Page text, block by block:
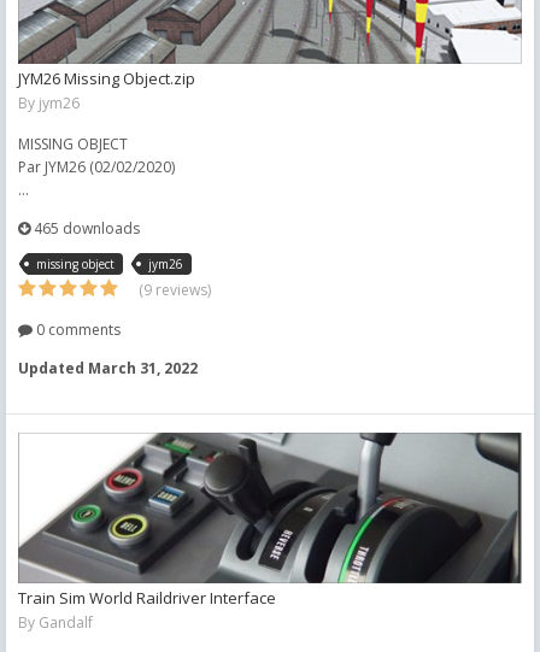
JYM26 Missing Object.zip
By jym26
MISSING OBJECT
Par JYM26 (02/02/2020)
...
465 downloads
missing object jym26
(9 reviews)
0 comments
Updated March 31, 2022
Train Sim World Raildriver Interface
By Gandalf